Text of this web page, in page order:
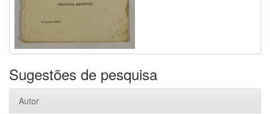
Sugestões de pesquisa
Autor